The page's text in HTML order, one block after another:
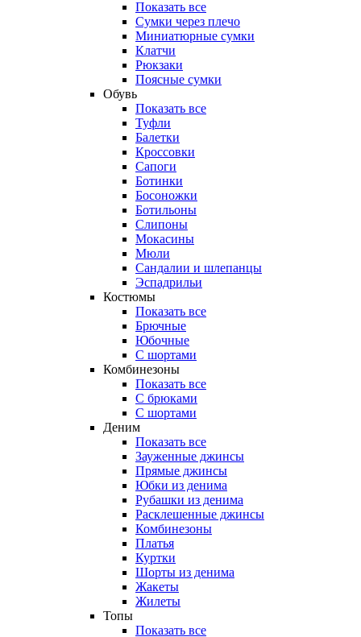
Показать все
Сумки через плечо
Миниатюрные cумки
Клатчи
Рюкзаки
Поясные сумки
Обувь
Показать все
Туфли
Балетки
Кроссовки
Сапоги
Ботинки
Босоножки
Ботильоны
Слипоны
Мокасины
Мюли
Сандалии и шлепанцы
Эспадрильи
Костюмы
Показать все
Брючные
Юбочные
С шортами
Комбинезоны
Показать все
С брюками
С шортами
Деним
Показать все
Зауженные джинсы
Прямые джинсы
Юбки из денима
Рубашки из денима
Расклешенные джинсы
Комбинезоны
Платья
Куртки
Шорты из денима
Жакеты
Жилеты
Топы
Показать все